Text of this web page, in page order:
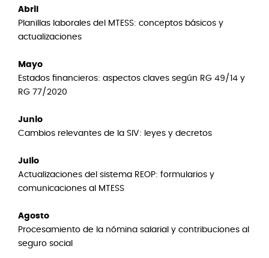
Abril
Planillas laborales del MTESS: conceptos básicos y
actualizaciones
Mayo
Estados financieros: aspectos claves según RG 49/14 y
RG 77/2020
Junio
Cambios relevantes de la SIV: leyes y decretos
Julio
Actualizaciones del sistema REOP: formularios y
comunicaciones al MTESS
Agosto
Procesamiento de la nómina salarial y contribuciones al
seguro social